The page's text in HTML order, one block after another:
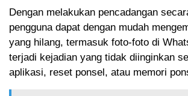
Dengan melakukan pencadangan
pengguna dapat dengan mudah
yang hilang, termasuk foto-foto di
terjadi kejadian yang tidak diinginkan
aplikasi, reset ponsel, atau memori